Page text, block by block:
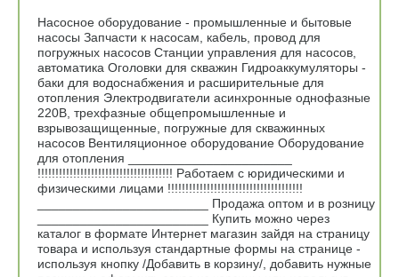
Насосное оборудование - промышленные и бытовые
насосы Запчасти к насосам, кабель, провод для
погружных насосов Станции управления для насосов,
автоматика Оголовки для скважин Гидроаккумуляторы -
баки для водоснабжения и расширительные для
отопления Электродвигатели асинхронные однофазные
220В, трехфазные общепромышленные и
взрывозащищенные, погружные для скважинных
насосов Вентиляционное оборудование Оборудование
для отопления _______________________
!!!!!!!!!!!!!!!!!!!!!!!!!!!!!!!!!!!!!! Работаем с юридическими и
физическими лицами !!!!!!!!!!!!!!!!!!!!!!!!!!!!!!!!!!!!!!
________________________ Продажа оптом и в розницу
________________________ Купить можно через
каталог в формате Интернет магазин зайдя на страницу
товара и используя стандартные формы на странице -
используя кнопку /Добавить в корзину/, добавить нужные